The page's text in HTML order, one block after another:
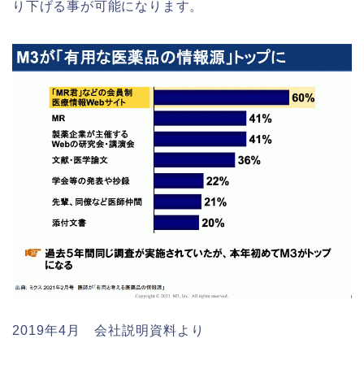
り下げる事が可能になります。
2019年4月 会社説明資料より